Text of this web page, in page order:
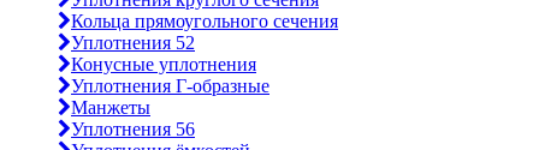
Кольца прямоугольного сечения
Уплотнения 52
Конусные уплотнения
Уплотнения Г-образные
Манжеты
Уплотнения 56